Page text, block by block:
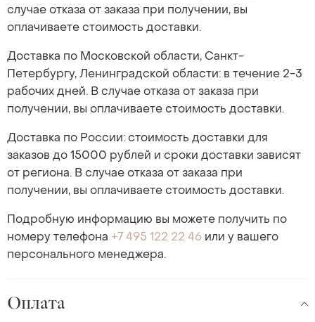
случае отказа от заказа при получении, вы
оплачиваете стоимость доставки.
Доставка по Московской области, Санкт-
Петербургу, Ленинградской области: в течение 2-3
рабочих дней. В случае отказа от заказа при
получении, вы оплачиваете стоимость доставки.
Доставка по России: стоимость доставки для
заказов до 15000 рублей и сроки доставки зависят
от региона. В случае отказа от заказа при
получении, вы оплачиваете стоимость доставки.
Подробную информацию вы можете получить по
номеру телефона +7 495 122 22 46 или у вашего
персонального менеджера.
Оплата